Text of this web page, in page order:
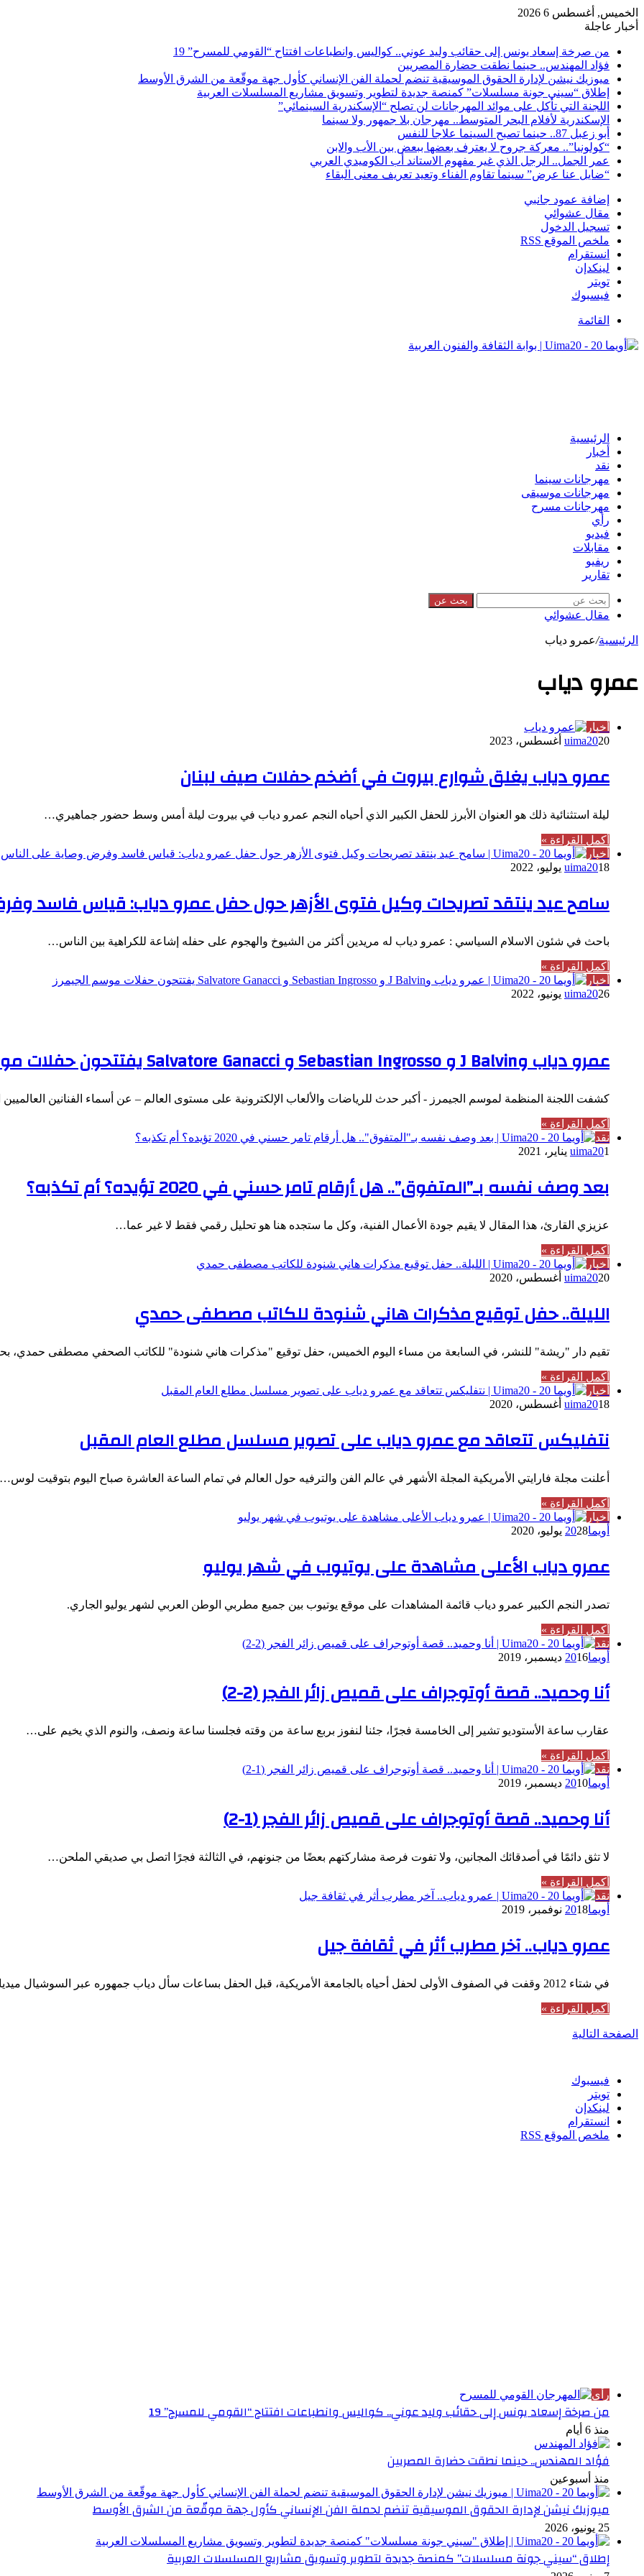
الخميس, أغسطس 6 2026
أخبار عاجلة
من صرخة إسعاد يونس إلى حقائب وليد عوني.. كواليس وانطباعات افتتاح “القومي للمسرح” 19
فؤاد المهندس.. حينما نطقت حضارة المصريين
ميوزيك نيشن لإدارة الحقوق الموسيقية تنضم لحملة الفن الإنساني كأول جهة موقّعة من الشرق الأوسط
إطلاق “سيني جونة مسلسلات” كمنصة جديدة لتطوير وتسويق مشاريع المسلسلات العربية
اللجنة التي تأكل على موائد المهرجانات لن تصلح “الإسكندرية السينمائي”
الإسكندرية لأفلام البحر المتوسط.. مهرجان بلا جمهور ولا سينما
أبو زعبل 87.. حينما تصبح السينما علاجا للنفس
“كولونيا”.. معركة جروح لا يعترف بعضها ببعض بين الأب والابن
عمر الجمل.. الرجل الذي غير مفهوم الاستاند أب الكوميدي العربي
“ضايل عنا عرض” سينما تقاوم الفناء وتعيد تعريف معنى البقاء
إضافة عمود جانبي
مقال عشوائي
تسجيل الدخول
ملخص الموقع RSS
انستقرام
لينكدإن
تويتر
فيسبوك
القائمة
الرئيسية
أخبار
نقد
مهرجانات سينما
مهرجانات موسيقى
مهرجانات مسرح
رأي
فيديو
مقابلات
ريفيو
تقارير
بحث عن
مقال عشوائي
الرئيسية/عمرو دياب
عمرو دياب
أخبار
uima2020 أغسطس، 2023
عمرو دياب يغلق شوارع بيروت في أضخم حفلات صيف لبنان
ليلة استثنائية ذلك هو العنوان الأبرز للحفل الكبير الذي أحياه النجم عمرو دياب في بيروت ليلة أمس وسط حضور جماهيري…
أكمل القراءة »
أخبار
uima2018 يوليو، 2022
سامح عيد ينتقد تصريحات وكيل فتوى الأزهر حول حفل عمرو دياب: قياس فاسد
باحث في شئون الاسلام السياسي : عمرو دياب له مريدين أكثر من الشيوخ والهجوم على حفله إشاعة للكراهية بين الناس…
أكمل القراءة »
أخبار
uima2026 يونيو، 2022
عمرو دياب وJ BalvinوSebastian IngrossoوSalvatore Ganacciيفتتحون حفلات
كشفت اللجنة المنظمة لموسم الجيمرز - أكبر حدث للرياضات والألعاب الإلكترونية على مستوى العالم – عن أسماء الفنانين
أكمل القراءة »
نقد
uima201 يناير، 2021
بعد وصف نفسه بـ”المتفوق”.. هل أرقام تامر حسني في 2020 تؤيده؟ أم تكذبه؟
عزيزي القارئ، هذا المقال لا يقيم جودة الأعمال الفنية، وكل ما ستجده هنا هو تحليل رقمي فقط لا غير عما…
أكمل القراءة »
أخبار
uima2020 أغسطس، 2020
الليلة.. حفل توقيع مذكرات هاني شنودة للكاتب مصطفى حمدي
تقيم دار "ريشة" للنشر، في السابعة من مساء اليوم الخميس، حفل توقيع "مذكرات هاني شنودة" للكاتب الصحفي مصطفى حمدي،
أكمل القراءة »
أخبار
uima2018 أغسطس، 2020
نتفليكس تتعاقد مع عمرو دياب على تصوير مسلسل مطلع العام المقبل
أعلنت مجلة فارايتي الأمريكية المجلة الأشهر في عالم الفن والترفيه حول العالم في تمام الساعة العاشرة صباح اليوم بتوقيت لوس…
أكمل القراءة »
أخبار
أويما2028 يوليو، 2020
عمرو دياب الأعلى مشاهدة على يوتيوب في شهر يوليو
تصدر النجم الكبير عمرو دياب قائمة المشاهدات على موقع يوتيوب بين جميع مطربي الوطن العربي لشهر يوليو الجاري.
أكمل القراءة »
نقد
أويما2016 ديسمبر، 2019
أنا وحميد.. قصة أوتوجراف على قميص زائر الفجر (2-2)
عقارب ساعة الأستوديو تشير إلى الخامسة فجرًا، جئنا لنفوز بربع ساعة من وقته فجلسنا ساعة ونصف، والنوم الذي يخيم على…
أكمل القراءة »
نقد
أويما2010 ديسمبر، 2019
أنا وحميد.. قصة أوتوجراف على قميص زائر الفجر (1-2)
لا تثق دائمًا في أصدقائك المجانين، ولا تفوت فرصة مشاركتهم بعضًا من جنونهم، في الثالثة فجرًا اتصل بي صديقي الملحن…
أكمل القراءة »
نقد
أويما2018 نوفمبر، 2019
عمرو دياب.. آخر مطرب أثر في ثقافة جيل
في شتاء 2012 وقفت في الصفوف الأولى لحفل أحياه بالجامعة الأمريكية، قبل الحفل بساعات سأل دياب جمهوره عبر السوشيال ميديا:…
أكمل القراءة »
الصفحة التالية
فيسبوك
تويتر
لينكدإن
انستقرام
ملخص الموقع RSS
رأي
من صرخة إسعاد يونس إلى حقائب وليد عوني.. كواليس وانطباعات افتتاح “القومي للمسرح” 19
منذ 6 أيام
فؤاد المهندس.. حينما نطقت حضارة المصريين
منذ أسبوعين
ميوزيك نيشن لإدارة الحقوق الموسيقية تنضم لحملة الفن الإنساني كأول جهة موقّعة من الشرق الأوسط
25 يونيو، 2026
إطلاق “سيني جونة مسلسلات” كمنصة جديدة لتطوير وتسويق مشاريع المسلسلات العربية